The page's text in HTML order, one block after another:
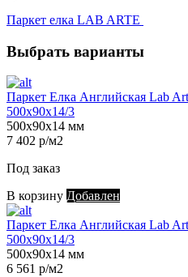
Паркет елка LAB ARTE
Выбрать варианты
Паркет Елка Английская Lab
500х90х14/3
500х90х14 мм
7 402 р/м2
Под заказ
В корзину Добавлен
Паркет Елка Английская Lab
500х90х14/3
500х90х14 мм
6 561 р/м2